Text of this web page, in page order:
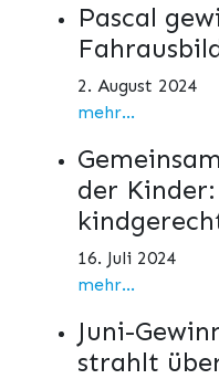
Pascal
2. August 2024
mehr...
der
16. Juli 2024
mehr...
Juni-
strahlt